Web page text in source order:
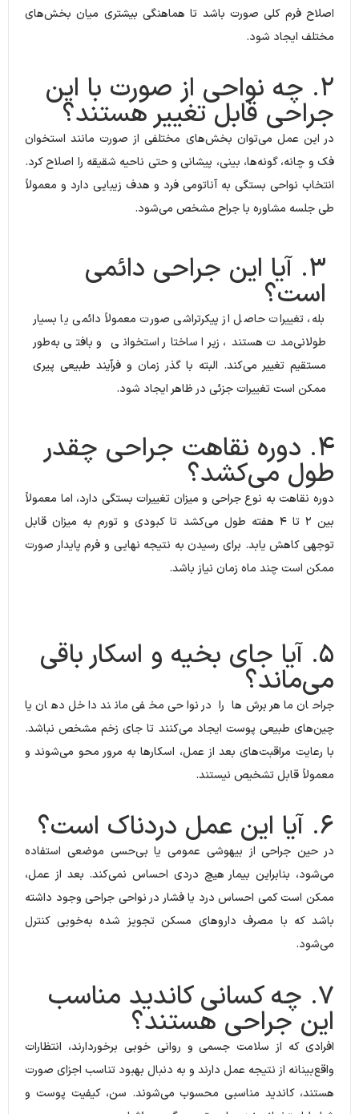
اصلاح فرم کلی صورت باشد تا هماهنگی بیشتری میان بخش‌های
مختلف ایجاد شود.
۲. چه نواحی از صورت با این
جراحی قابل تغییر هستند؟
در این عمل می‌توان بخش‌های مختلفی از صورت مانند استخوان
فک و چانه، گونه‌ها، بینی، پیشانی و حتی ناحیه شقیقه را اصلاح کرد.
انتخاب نواحی بستگی به آناتومی فرد و هدف زیبایی دارد و معمولاً
طی جلسه مشاوره با جراح مشخص می‌شود.
۳. آیا این جراحی دائمی
است؟
بله، تغییرات حاصل از پیکرتراشی صورت معمولاً دائمی یا بسیار
طولانی‌مدت هستند، زیرا ساختار استخوانی و بافتی به‌طور
مستقیم تغییر می‌کند. البته با گذر زمان و فرآیند طبیعی پیری
ممکن است تغییرات جزئی در ظاهر ایجاد شود.
۴. دوره نقاهت جراحی چقدر
طول می‌کشد؟
دوره نقاهت به نوع جراحی و میزان تغییرات بستگی دارد، اما معمولاً
بین ۲ تا ۴ هفته طول می‌کشد تا کبودی و تورم به میزان قابل
توجهی کاهش یابد. برای رسیدن به نتیجه نهایی و فرم پایدار صورت
ممکن است چند ماه زمان نیاز باشد.
۵. آیا جای بخیه و اسکار باقی
می‌ماند؟
جراحان ماهر برش‌ها را در نواحی مخفی مانند داخل دهان یا
چین‌های طبیعی پوست ایجاد می‌کنند تا جای زخم مشخص نباشد.
با رعایت مراقبت‌های بعد از عمل، اسکارها به مرور محو می‌شوند و
معمولاً قابل تشخیص نیستند.
۶. آیا این عمل دردناک است؟
در حین جراحی از بیهوشی عمومی یا بی‌حسی موضعی استفاده
می‌شود، بنابراین بیمار هیچ دردی احساس نمی‌کند. بعد از عمل،
ممکن است کمی احساس درد یا فشار در نواحی جراحی وجود داشته
باشد که با مصرف داروهای مسکن تجویز شده به‌خوبی کنترل
می‌شود.
۷. چه کسانی کاندید مناسب
این جراحی هستند؟
افرادی که از سلامت جسمی و روانی خوبی برخوردارند، انتظارات
واقع‌بینانه از نتیجه عمل دارند و به دنبال بهبود تناسب اجزای صورت
هستند، کاندید مناسبی محسوب می‌شوند. سن، کیفیت پوست و